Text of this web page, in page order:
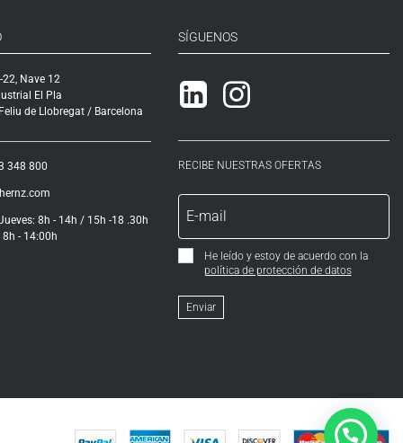
Nave 12
El Pla
de Llobregat / Barcelona
348 800
8h - 14h / 15h -18 .30h
8h - 14:00h
SÍGUENOS
Linkedin
Instagram
RECIBE NUESTRAS OFERTAS
He leído y estoy de acuerdo con la
política de protección de datos